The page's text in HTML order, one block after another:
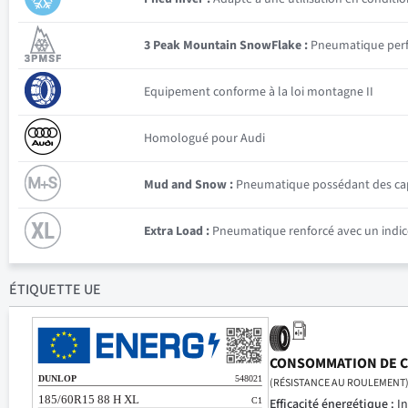
3 Peak Mountain SnowFlake : Pneumatique
Equipement conforme à la loi montagne II
Homologué pour Audi
Mud and Snow : Pneumatique possédant des
Extra Load : Pneumatique renforcé avec un
ÉTIQUETTE UE
CONSOMMATION DE
(RÉSISTANCE AU ROULEMENT)
Efficacité énergétique :